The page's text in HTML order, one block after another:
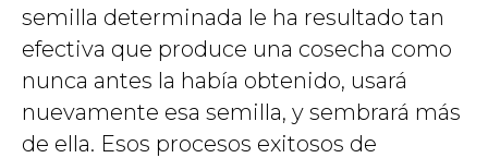
semilla determinada le ha resultado tan
efectiva que produce una cosecha como
nunca antes la había obtenido, usará
nuevamente esa semilla, y sembrará más
de ella. Esos procesos exitosos de